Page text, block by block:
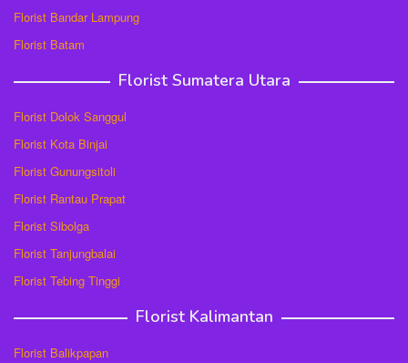
Florist Bandar Lampung
Florist Batam
Florist Sumatera Utara
Florist Dolok Sanggul
Florist Kota Binjai
Florist Gunungsitoli
Florist Rantau Prapat
Florist Sibolga
Florist Tanjungbalai
Florist Tebing Tinggi
Florist Kalimantan
Florist Balikpapan